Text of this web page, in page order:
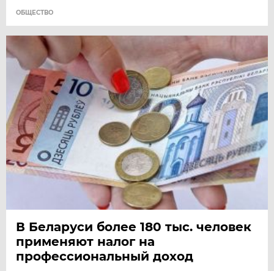
ОБЩЕСТВО
В Беларуси более 180 тыс. человек
применяют налог на
профессиональный доход